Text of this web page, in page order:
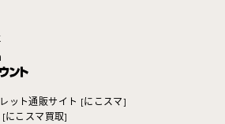
ット通販サイト [にこスマ]
にこスマ買取]